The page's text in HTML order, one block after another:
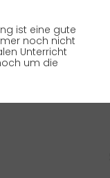
ist eine gute
noch nicht
Unterricht
um die